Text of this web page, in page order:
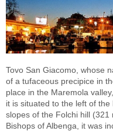
Tovo San Giacomo, whose
of a tufaceous precipice in
place in the Maremola
it is situated to the left of
slopes of the Folchi hill (321
Bishops of Albenga, it was